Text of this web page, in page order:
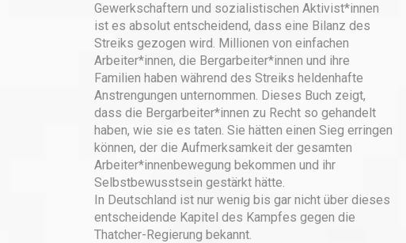
Gewerkschaftern und sozialistischen Aktivist*innen
ist es absolut entscheidend, dass eine Bilanz des
Streiks gezogen wird. Millionen von einfachen
Arbeiter*innen, die Bergarbeiter*innen und ihre
Familien haben während des Streiks heldenhafte
Anstrengungen unternommen. Dieses Buch zeigt,
dass die Bergarbeiter*innen zu Recht so gehandelt
haben, wie sie es taten. Sie hätten einen Sieg erringen
können, der die Aufmerksamkeit der gesamten
Arbeiter*innenbewegung bekommen und ihr
Selbstbewusstsein gestärkt hätte.
In Deutschland ist nur wenig bis gar nicht über dieses
entscheidende Kapitel des Kampfes gegen die
Thatcher-Regierung bekannt.